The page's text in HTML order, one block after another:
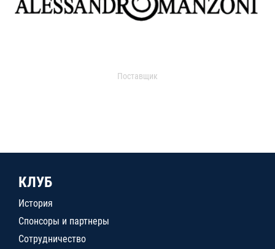
Поставщик
КЛУБ
История
Спонсоры и партнеры
Сотрудничество